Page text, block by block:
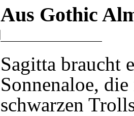
Aus Gothic
Sagitta braucht
Sonnenaloe, die
schwarzen